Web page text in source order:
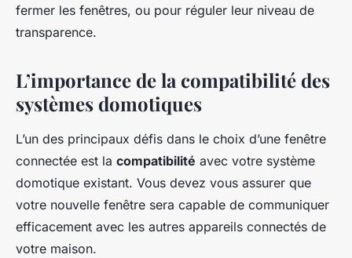
fermer les fenêtres, ou pour réguler leur niveau de
transparence.
L’importance de la compatibilité des
systèmes domotiques
L’un des principaux défis dans le choix d’une fenêtre
connectée est la compatibilité avec votre système
domotique existant. Vous devez vous assurer que
votre nouvelle fenêtre sera capable de communiquer
efficacement avec les autres appareils connectés de
votre maison.